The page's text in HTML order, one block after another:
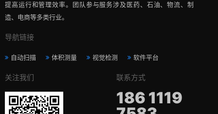
提高运行和管理效率。团队参与服务涉及医药、石油、物流、制
造、电商等多类行业。
导航链接
自动扫描 体积测量 视觉检测 软件平台
关注我们 联系方式
186 1119